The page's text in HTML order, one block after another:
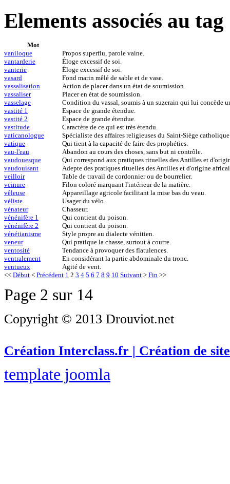
Elements associés au
Mot
vaniloque
Propos superflu, parole vaine.
vantarderie
Éloge excessif de soi.
vanterie
Éloge excessif de soi.
vasard
Fond marin mêlé de sable et de vase.
vassalisation
Action de placer dans un état de soumission.
vassaliser
Placer en état de soumission.
vasselage
Condition du vassal, soumis à un suzerain qui lui concède
vastité 1
Espace de grande étendue.
vastité 2
Espace de grande étendue.
vastitude
Caractère de ce qui est très étendu.
vaticanologue
Spécialiste des affaires religieuses du Saint-Siège
vatique
Qui tient à la capacité de faire des prophéties.
vau-l'eau
Abandon au cours des choses, sans but ni contrôle.
vaudouesque
Qui correspond aux pratiques rituelles des Antilles et
vaudouisant
Adepte des pratiques rituelles des Antilles et d'origine
veilloir
Table de travail de cordonnier ou de bourrelier.
veinure
Filon coloré marquant l'intérieur de la matière.
vêleuse
Appareillage agricole facilitant la mise bas du veau.
véliste
Usager du vélo.
vénateur
Chasseur.
vénénifère 1
Qui contient du poison.
vénénifère 2
Qui contient du poison.
vénétianisme
Style propre au dialecte vénitien.
veneur
Qui pratique la chasse, surtout à courre.
ventosité
Tendance à provoquer des flatulences.
ventralement
En considérant la partie abdominale du tronc.
ventueux
Agité de vent.
<< Début < Précédent 1 2 3 4 5 6 7 8 9 10 Suivant > Fin >>
Page 2 sur 14
Copyright © 2013 Drouviot.net
Création Interclass.fr | Création de
template joomla